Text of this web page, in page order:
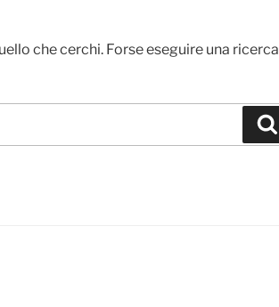
che cerchi. Forse eseguire una ricerca